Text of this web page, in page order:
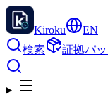
Kiroku
EN
検索
証拠パ